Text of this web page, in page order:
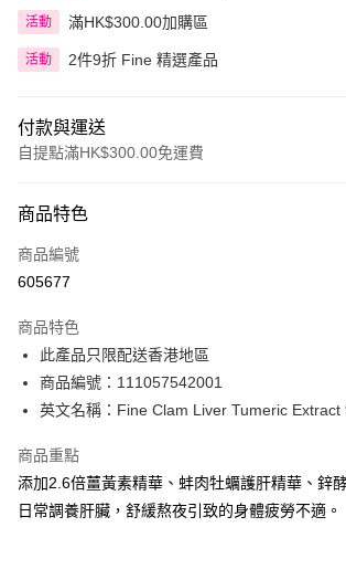
活動 滿HK$300.00加購區
活動 2件9折 Fine 精選產品
付款與運送
自提點滿HK$300.00免運費
信用卡
Apple Pay
PayMe
WeChat Pay
送貨方式
順豐自助櫃 - 確認發貨後1-3個工作天送達
商品特色
商品編號
605677
商品特色
此產品只限配送香港地區
商品編號：111057542001
英文名稱：Fine Clam Liver Tumeric Extract
商品重點
添加2.6倍薑黃素精華、蚌肉牡蠣護肝精華、鋅
日常調養肝臟，舒緩熬夜引致的身體疲勞不適。